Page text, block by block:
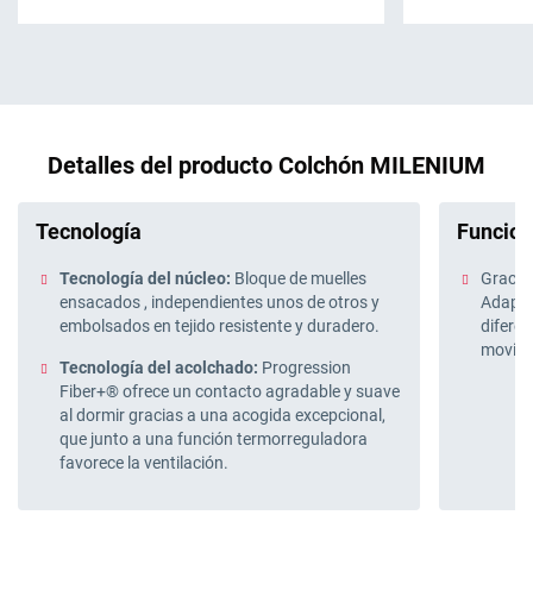
Detalles del producto Colchón MILENIUM
Tecnología
Tecnología del núcleo: Bloque de muelles
ensacados , independientes unos de otros y
embolsados en tejido resistente y duradero.
Tecnología del acolchado: Progression
Fiber+® ofrece un contacto agradable y suave
al dormir gracias a una acogida excepcional,
que junto a una función termorreguladora
favorece la ventilación.
Adapt-